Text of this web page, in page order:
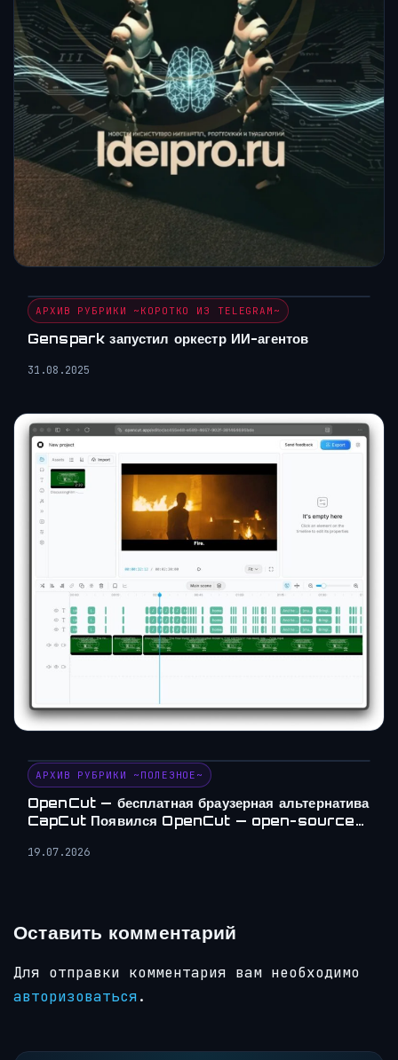
АРХИВ РУБРИКИ ~КОРОТКО ИЗ TELEGRAM~
Genspark запустил оркестр ИИ-агентов
31.08.2025
АРХИВ РУБРИКИ ~ПОЛЕЗНОЕ~
OpenCut — бесплатная браузерная альтернатива
CapCut Появился OpenCut — open-source…
19.07.2026
Оставить комментарий
Для отправки комментария вам необходимо
авторизоваться.